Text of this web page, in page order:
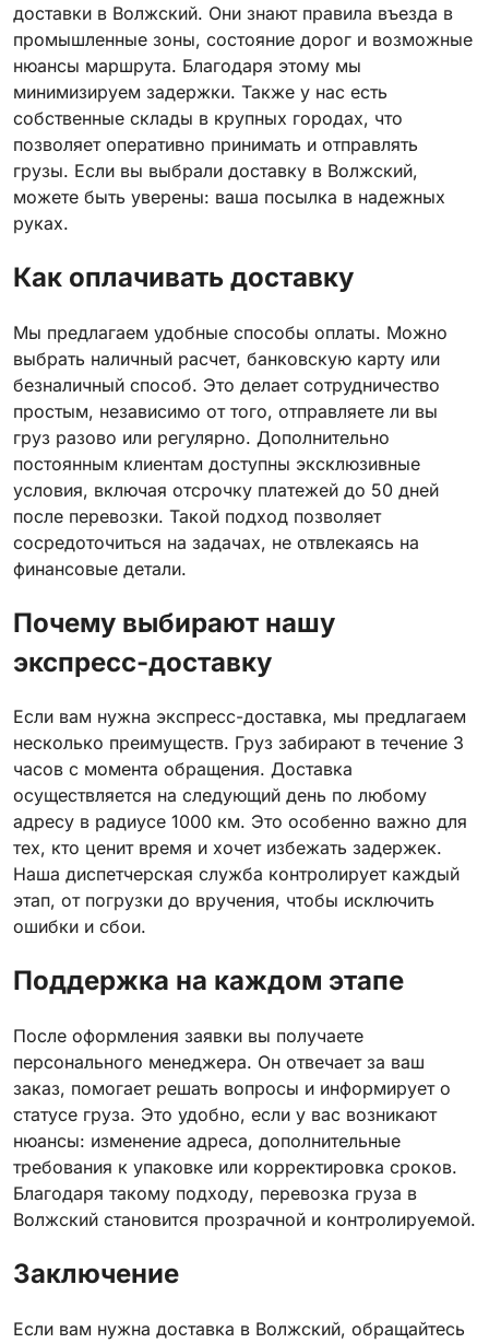
доставки в Волжский. Они знают правила въезда в
промышленные зоны, состояние дорог и возможные
нюансы маршрута. Благодаря этому мы
минимизируем задержки. Также у нас есть
собственные склады в крупных городах, что
позволяет оперативно принимать и отправлять
грузы. Если вы выбрали доставку в Волжский,
можете быть уверены: ваша посылка в надежных
руках.
Как оплачивать доставку
Мы предлагаем удобные способы оплаты. Можно
выбрать наличный расчет, банковскую карту или
безналичный способ. Это делает сотрудничество
простым, независимо от того, отправляете ли вы
груз разово или регулярно. Дополнительно
постоянным клиентам доступны эксклюзивные
условия, включая отсрочку платежей до 50 дней
после перевозки. Такой подход позволяет
сосредоточиться на задачах, не отвлекаясь на
финансовые детали.
Почему выбирают нашу
экспресс-доставку
Если вам нужна экспресс-доставка, мы предлагаем
несколько преимуществ. Груз забирают в течение 3
часов с момента обращения. Доставка
осуществляется на следующий день по любому
адресу в радиусе 1000 км. Это особенно важно для
тех, кто ценит время и хочет избежать задержек.
Наша диспетчерская служба контролирует каждый
этап, от погрузки до вручения, чтобы исключить
ошибки и сбои.
Поддержка на каждом этапе
После оформления заявки вы получаете
персонального менеджера. Он отвечает за ваш
заказ, помогает решать вопросы и информирует о
статусе груза. Это удобно, если у вас возникают
нюансы: изменение адреса, дополнительные
требования к упаковке или корректировка сроков.
Благодаря такому подходу, перевозка груза в
Волжский становится прозрачной и контролируемой.
Заключение
Если вам нужна доставка в Волжский, обращайтесь